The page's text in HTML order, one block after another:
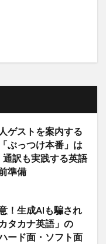
ゲストを案内する
ぶっつけ本番」は
通訳も実践する英語
準備
！生成AIも騙され
タカナ英語」の
ード面・ソフト面